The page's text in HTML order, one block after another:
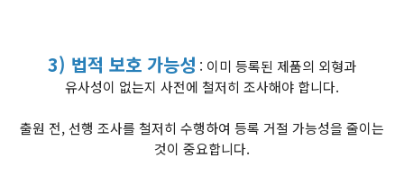
3) 법적 보호 가능성 : 이미 등록된 제품의 외형과
유사성이 없는지 사전에 철저히 조사해야 합니다.
출원 전, 선행 조사를 철저히 수행하여 등록 거절 가능성을 줄이는
것이 중요합니다.